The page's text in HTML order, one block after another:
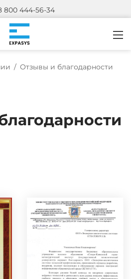
800 444-56-34
/ Отзывы и благодарности